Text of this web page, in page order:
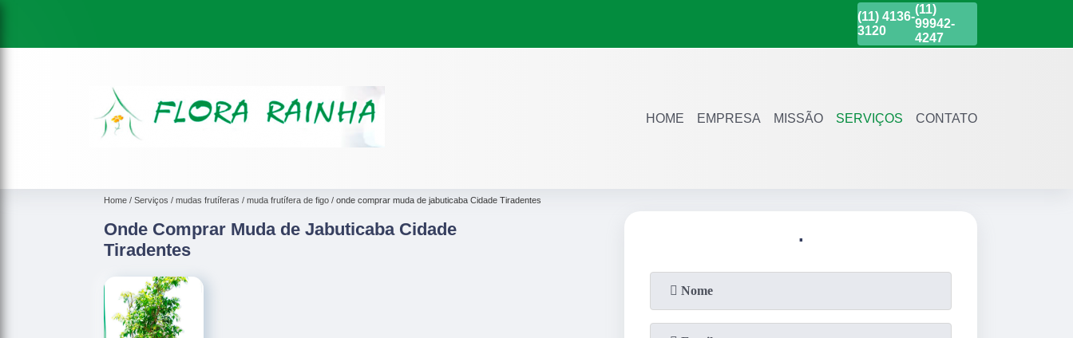
(11) 4136-
3120
(11)
99942-
4247
HOME EMPRESA MISSÃO SERVIÇOS CONTATO
Home Serviços mudas frutíferas muda frutífera de figo onde comprar muda de jabuticaba Cidade Tiradentes
Onde Comprar Muda de Jabuticaba Cidade
Tiradentes
.